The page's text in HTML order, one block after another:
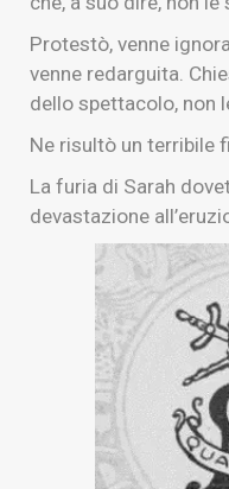
Protestò, venne
venne redarguita.
dello spettacolo, non
Ne risultò un terribile
La furia di Sarah
devastazione